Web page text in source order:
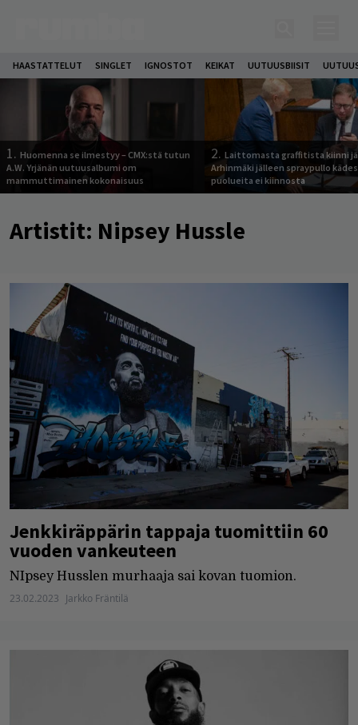
HAASTATTELUT SINGLET IGNOSTOT KEIKAT UUTUUSBIISIT
1. Huomenna se ilmestyy – CMX:stä tutun
A.W. Yrjänän uutuusalbumi om
mammuttimainen kokonaisuus
2. Laittomasta graffitista kiinni
Arhinmäki jälleen spraypullo
puolueita ei kiinnosta
Artistit: Nipsey Hussle
Jenkkiräppärin tappaja tuomittiin 60
vuoden vankeuteen
NIpsey Husslen murhaaja sai kovan tuomion.
23.02.2023 Jarkko Fräntilä